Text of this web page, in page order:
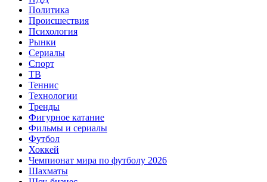
Политика
Происшествия
Психология
Рынки
Сериалы
Спорт
ТВ
Теннис
Технологии
Тренды
Фигурное катание
Фильмы и сериалы
Футбол
Хоккей
Чемпионат мира по футболу 2026
Шахматы